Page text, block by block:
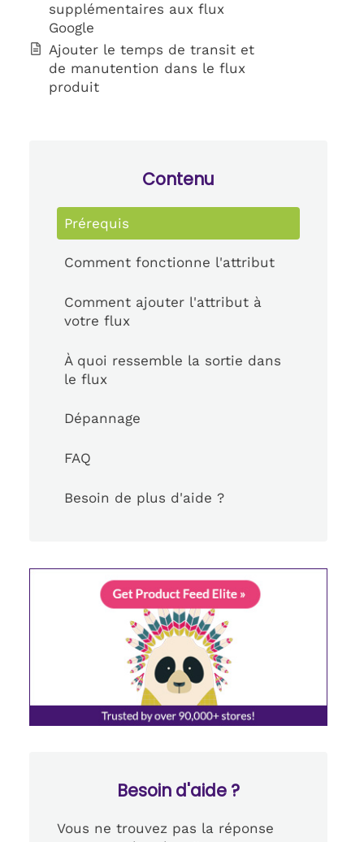
supplémentaires aux flux
Google
Ajouter le temps de transit et
de manutention dans le flux
produit
Contenu
Prérequis
Comment fonctionne l'attribut
Comment ajouter l'attribut à
votre flux
À quoi ressemble la sortie dans
le flux
Dépannage
FAQ
Besoin de plus d'aide ?
Besoin d'aide ?
Vous ne trouvez pas la réponse